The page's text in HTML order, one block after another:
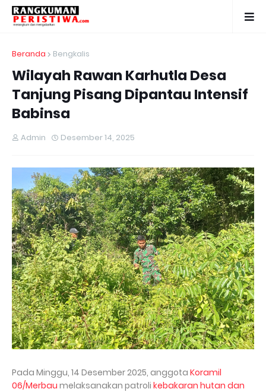
Beranda Bengkalis
Wilayah Rawan Karhutla Desa
Tanjung Pisang Dipantau Intensif
Babinsa
Admin Desember 14, 2025
Pada Minggu, 14 Desember 2025, anggota Koramil
06/Merbau melaksanakan patroli kebakaran hutan dan